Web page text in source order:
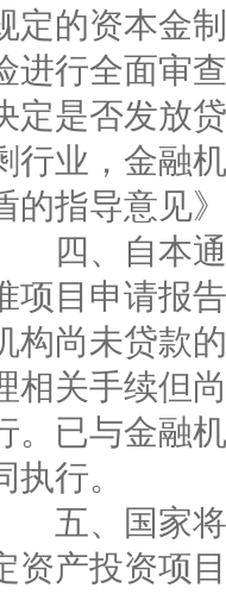
定的资本金
进行全面审
定是否发放
行业，金融
的指导意见
四、自本通
项目申请报
构尚未贷款
相关手续但
。已与金融
执行。
五、国家将
资产投资项